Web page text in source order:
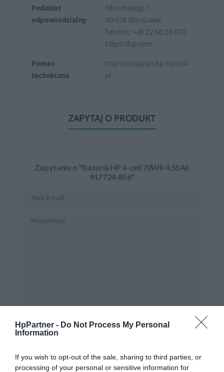
HpPartner - Do Not Process My Personal
Information
If you wish to opt-out of the sale, sharing to third parties, or
processing of your personal or sensitive information for
Podmiot
odpowiedzialny
Piłsudskiego 1
00-078 Warszawa
Telefon: +48 22 50 20 670
https://hp.com
Pomoc
techniczna
https://support.hp.com/pl-
pl
ZAPYTAJ O PRODUKT
Zapytanie o "Bateria HP 4-cell 70Wh 4.55Ah
917724-856"
WYŚLIJ ZAPYTANIE